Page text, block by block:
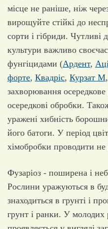
місце не раніше, ніж
вирощуйте стійкі до
сорти і гібриди. Чутливі
культури важливо
фунгіцидами (Ардент,
форте, Квадріс, Курзат М,
захворювання
осередкові обробки.
уражені хибність
його батоги. У період
хімобробки проводити не
Фузаріоз - поширена і
Рослини уражуються в
знаходиться в грунті і
грунт і ранки. У